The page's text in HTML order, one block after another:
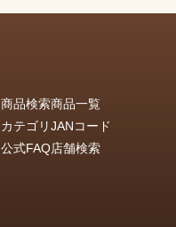
商品検索商品一覧
カテゴリJANコード
公式FAQ店舗検索